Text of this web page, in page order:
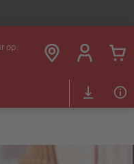
op: